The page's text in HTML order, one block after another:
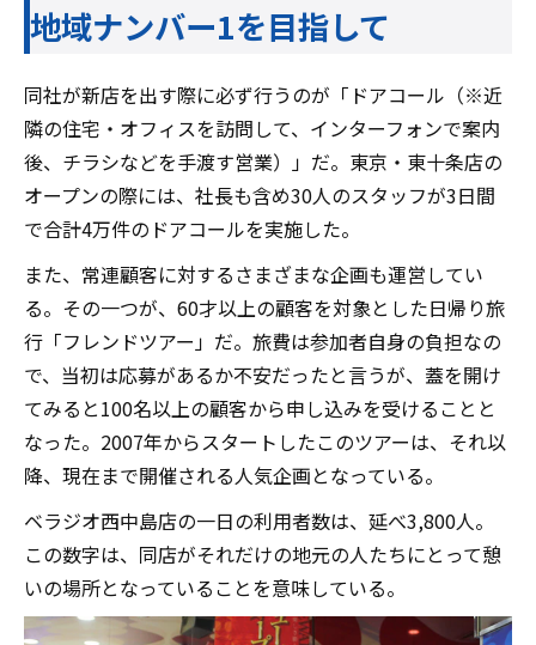
地域ナンバー1を目指して
同社が新店を出す際に必ず行うのが「ドアコール（※近
隣の住宅・オフィスを訪問して、インターフォンで案内
後、チラシなどを手渡す営業）」だ。東京・東十条店の
オープンの際には、社長も含め30人のスタッフが3日間
で合計4万件のドアコールを実施した。
また、常連顧客に対するさまざまな企画も運営してい
る。その一つが、60才以上の顧客を対象とした日帰り旅
行「フレンドツアー」だ。旅費は参加者自身の負担なの
で、当初は応募があるか不安だったと言うが、蓋を開け
てみると100名以上の顧客から申し込みを受けることと
なった。2007年からスタートしたこのツアーは、それ以
降、現在まで開催される人気企画となっている。
ベラジオ西中島店の一日の利用者数は、延べ3,800人。
この数字は、同店がそれだけの地元の人たちにとって憩
いの場所となっていることを意味している。